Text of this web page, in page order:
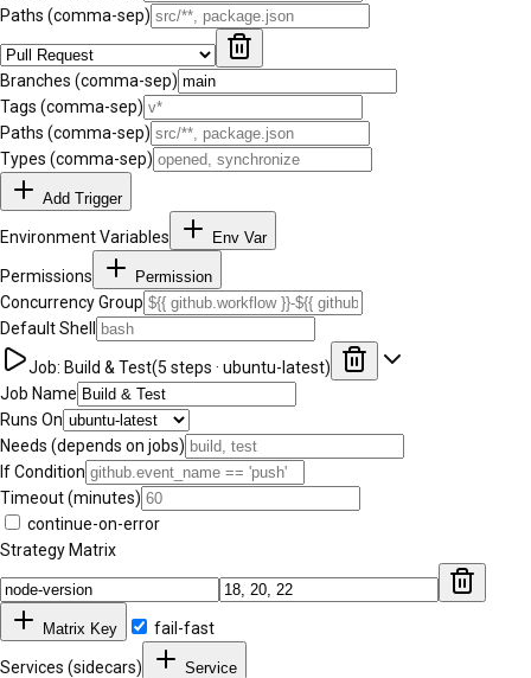
Paths (comma-sep)
Branches (comma-sep)
Tags (comma-sep)
Paths (comma-sep)
Types (comma-sep)
Add Trigger
Environment Variables Env Var
Permissions Permission
Concurrency Group
Default Shell
Job: Build & Test(5 steps · ubuntu-latest)
Job Name
Runs On
Needs (depends on jobs)
If Condition
Timeout (minutes)
continue-on-error
Strategy Matrix
Matrix Key fail-fast
Services (sidecars) Service